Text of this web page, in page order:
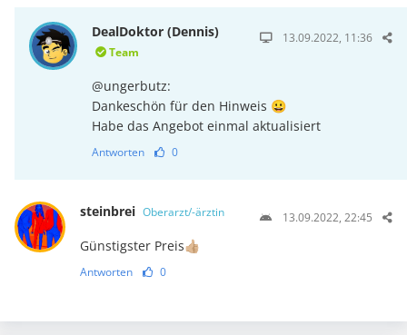
DealDoktor (Dennis)
Team
13.09.2022, 11:36
@ungerbutz:
Dankeschön für den Hinweis 😀
Habe das Angebot einmal aktualisiert
Antworten 0
steinbrei Oberarzt/-ärztin 13.09.2022, 22:45
Günstigster Preis👍🏼
Antworten 0